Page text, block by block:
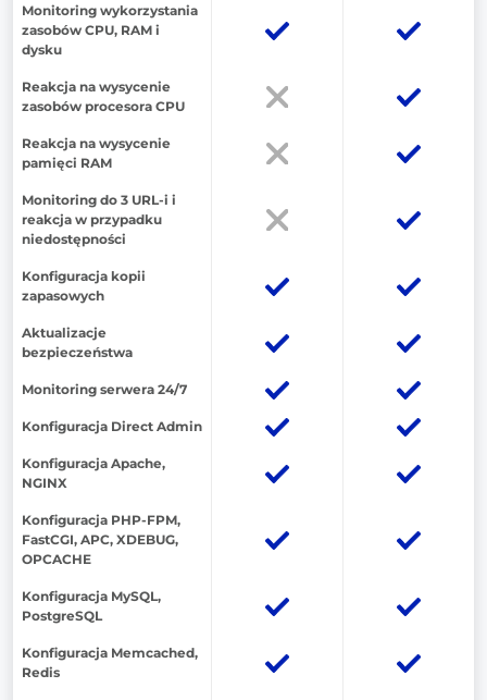
Monitoring wykorzystania
zasobów CPU, RAM i
dysku
Reakcja na wysycenie
zasobów procesora CPU
Reakcja na wysycenie
pamięci RAM
Monitoring do 3 URL-i i
reakcja w przypadku
niedostępności
Konfiguracja kopii
zapasowych
Aktualizacje
bezpieczeństwa
Monitoring serwera 24/7
Konfiguracja Direct Admin
Konfiguracja Apache,
NGINX
Konfiguracja PHP-FPM,
FastCGI, APC, XDEBUG,
OPCACHE
Konfiguracja MySQL,
PostgreSQL
Konfiguracja Memcached,
Redis